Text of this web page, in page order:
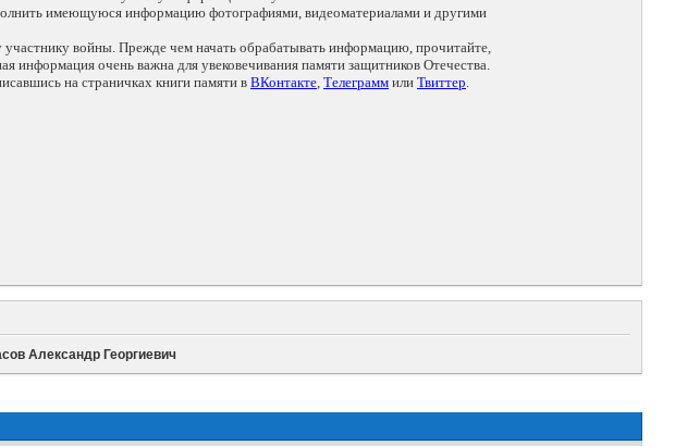
имеющуюся информацию фотографиями, видеоматериалами и другими
войны. Прежде чем начать обрабатывать информацию, прочитайте,
информация очень важна для увековечивания памяти защитников Отечества.
на страничках книги памяти в ВКонтакте, Телеграмм или Твиттер.
Александр Георгиевич